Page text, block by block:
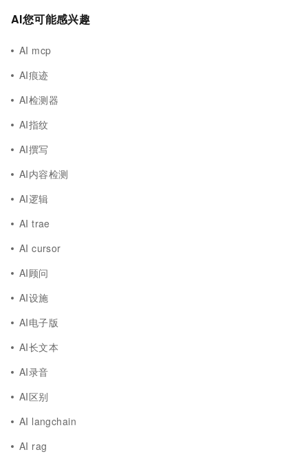
AI您可能感兴趣
AI mcp
AI痕迹
AI检测器
AI指纹
AI撰写
AI内容检测
AI逻辑
AI trae
AI cursor
AI顾问
AI设施
AI电子版
AI长文本
AI录音
AI区别
AI langchain
AI rag